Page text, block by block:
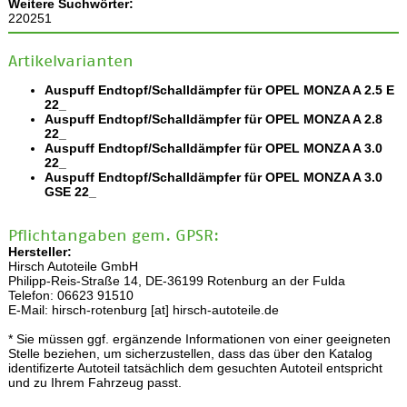
Weitere Suchwörter:
220251
Artikelvarianten
Auspuff Endtopf/Schalldämpfer für OPEL MONZA A 2.5 E
22_
Auspuff Endtopf/Schalldämpfer für OPEL MONZA A 2.8
22_
Auspuff Endtopf/Schalldämpfer für OPEL MONZA A 3.0
22_
Auspuff Endtopf/Schalldämpfer für OPEL MONZA A 3.0
GSE 22_
Pflichtangaben gem. GPSR:
Hersteller:
Hirsch Autoteile GmbH
Philipp-Reis-Straße 14, DE-36199 Rotenburg an der Fulda
Telefon: 06623 91510
E-Mail: hirsch-rotenburg [at] hirsch-autoteile.de
* Sie müssen ggf. ergänzende Informationen von einer geeigneten
Stelle beziehen, um sicherzustellen, dass das über den Katalog
identifizerte Autoteil tatsächlich dem gesuchten Autoteil entspricht
und zu Ihrem Fahrzeug passt.